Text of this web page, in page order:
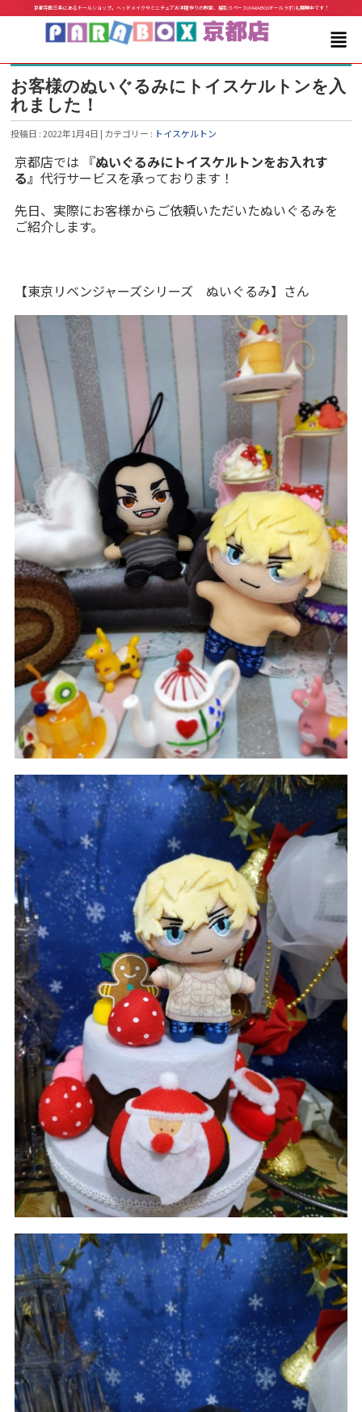
京都寺町三条にあるドールショップ。ヘッドメイクやミニチュアお洋服作りの教室、撮影スペース(PARABOXドールラボ)も展開中です！
お客様のぬいぐるみにトイスケルトンを入
れました！
投稿日 : 2022年1月4日 | カテゴリー : トイスケルトン
京都店では 『ぬいぐるみにトイスケルトンをお入れす
る』代行サービスを承っております！
先日、実際にお客様からご依頼いただいたぬいぐるみを
ご紹介します。
【東京リベンジャーズシリーズ ぬいぐるみ】さん